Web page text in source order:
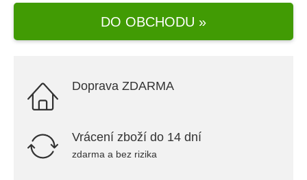
DO OBCHODU »
Doprava ZDARMA
Vrácení zboží do 14 dní
zdarma a bez rizika